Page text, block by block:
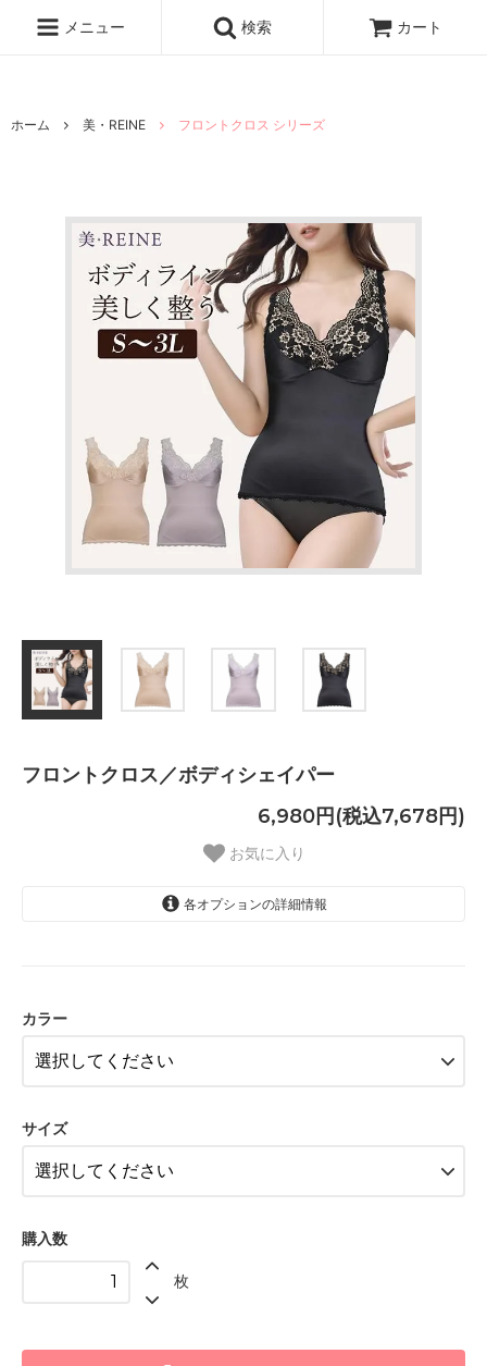
メニュー 検索 カート
ホーム 美・REINE フロントクロス シリーズ
フロントクロス／ボディシェイパー
6,980円(税込7,678円)
お気に入り
各オプションの詳細情報
カラー
サイズ
購入数
枚